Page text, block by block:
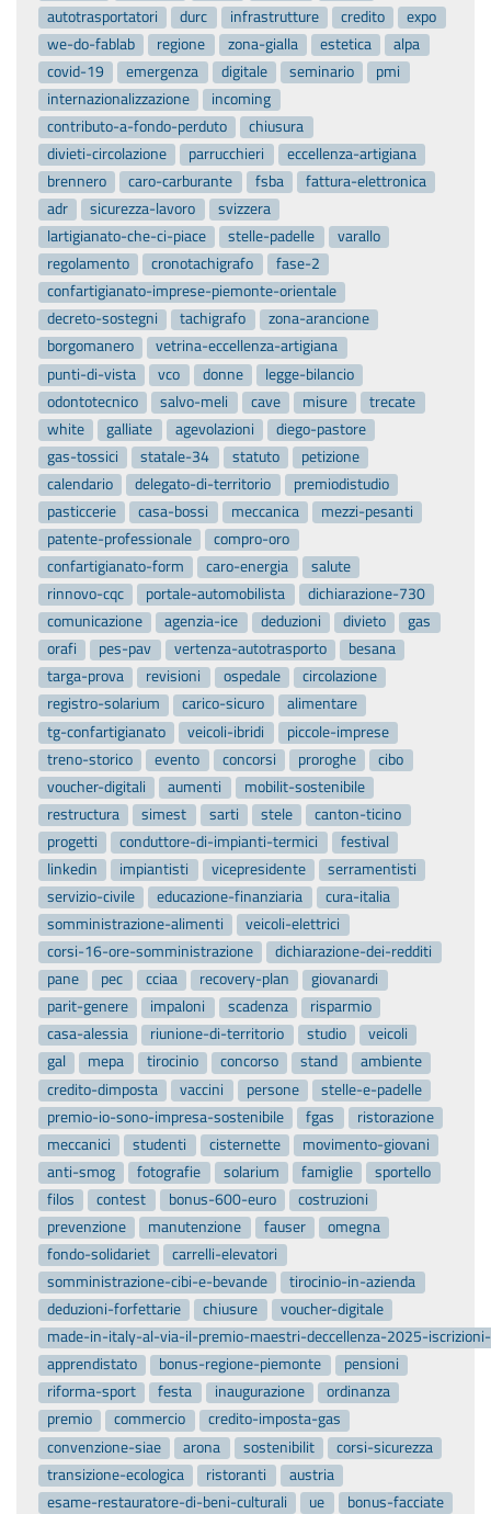
autotrasportatori durc infrastrutture credito
expo
we-do-fablab
regione zona-gialla estetica
alpa
covid-19
emergenza digitale seminario
pmi
internazionalizzazione
incoming
contributo-a-fondo-perduto
chiusura
divieti-circolazione
parrucchieri
eccellenza-artigiana
brennero
caro-carburante fsba
fattura-elettronica
adr
sicurezza-lavoro
svizzera
lartigianato-che-ci-piace
stelle-padelle
varallo
regolamento
cronotachigrafo
fase-2
confartigianato-imprese-piemonte-orientale
decreto-sostegni
tachigrafo
zona-arancione
borgomanero
vetrina-eccellenza-artigiana
punti-di-vista
vco donne
legge-bilancio
odontotecnico
salvo-meli cave misure
trecate
white
galliate agevolazioni
diego-pastore
gas-tossici
statale-34 statuto
petizione
calendario
delegato-di-territorio
premiodistudio
pasticcerie
casa-bossi meccanica
mezzi-pesanti
patente-professionale
compro-oro
confartigianato-form
caro-energia
salute
rinnovo-cqc
portale-automobilista
dichiarazione-730
comunicazione
agenzia-ice deduzioni divieto
gas
orafi
pes-pav vertenza-autotrasporto
besana
targa-prova
revisioni ospedale
circolazione
registro-solarium
carico-sicuro
alimentare
tg-confartigianato
veicoli-ibridi
piccole-imprese
treno-storico
evento concorsi proroghe
cibo
voucher-digitali
aumenti
mobilit-sostenibile
restructura
simest sarti stele
canton-ticino
progetti
conduttore-di-impianti-termici
festival
linkedin
impiantisti vicepresidente
serramentisti
servizio-civile
educazione-finanziaria
cura-italia
somministrazione-alimenti
veicoli-elettrici
corsi-16-ore-somministrazione
dichiarazione-dei-redditi
pane
pec cciaa recovery-plan
giovanardi
parit-genere
impaloni scadenza
risparmio
casa-alessia
riunione-di-territorio studio
veicoli
gal
mepa tirocinio concorso stand
ambiente
credito-dimposta
vaccini persone
stelle-e-padelle
premio-io-sono-impresa-sostenibile
fgas
ristorazione
meccanici
studenti cisternette
movimento-giovani
anti-smog
fotografie solarium famiglie
sportello
filos
contest bonus-600-euro
costruzioni
prevenzione
manutenzione fauser
omegna
fondo-solidariet
carrelli-elevatori
somministrazione-cibi-e-bevande
tirocinio-in-azienda
deduzioni-forfettarie
chiusure
voucher-digitale
made-in-italy-al-via-il-premio-maestri-deccellenza-2025-
apprendistato
bonus-regione-piemonte
pensioni
riforma-sport
festa inaugurazione
ordinanza
premio
commercio
credito-imposta-gas
convenzione-siae
arona sostenibilit
corsi-sicurezza
transizione-ecologica
ristoranti
austria
esame-restauratore-di-beni-culturali
ue
bonus-facciate